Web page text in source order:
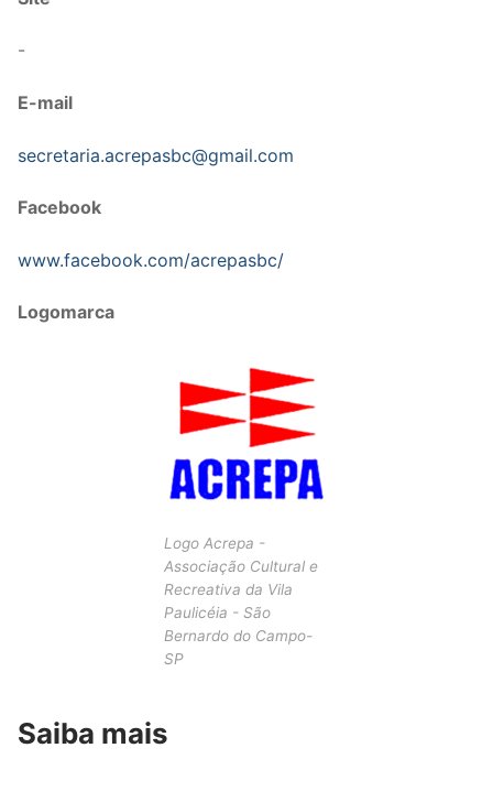
-
E-mail
secretaria.acrepasbc@gmail.com
Facebook
www.facebook.com/acrepasbc/
Logomarca
Logo Acrepa -
Associação Cultural e
Recreativa da Vila
Paulicéia - São
Bernardo do Campo-
SP
Saiba mais